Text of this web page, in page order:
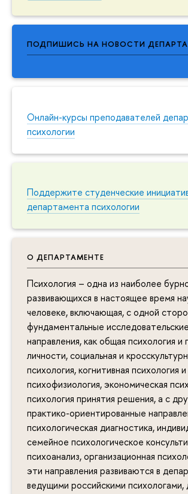
ПОДПИШИСЬ НА НОВОСТИ
Онлайн-курсы преподавателей
психологии
Поддержите студенческие
департамента психологии
О ДЕПАРТАМЕНТЕ
Психология – одна из наиболее
развивающихся в настоящее время
человеке, включающая, с одной
фундаментальные исследовательские
направления, как общая психология и
личности, социальная и
психология, когнитивная психология и
психофизиология, экономическая
психология принятия решения, а с
практико-ориентированные
психологическая диагностика,
семейное психологическое
психоанализ, организационная
эти направления развиваются в
ведущими российскими психологами,